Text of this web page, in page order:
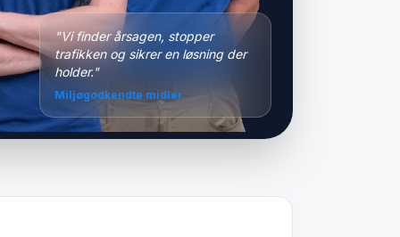
"Vi finder årsagen, stopper
trafikken og sikrer en løsning der
holder."
Miljøgodkendte midler